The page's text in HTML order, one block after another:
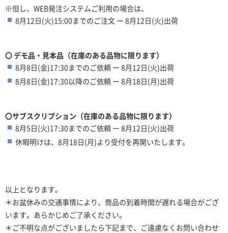
※但し、WEB発注システムご利用の場合は、
8月12日(火)15:00までのご注文 ー 8月12日(火)出荷
〇 デモ品・見本品（在庫のある品物に限ります）
8月8日(金)17:30までのご依頼 ー 8月12日(火)出荷
8月8日(金)17:30以降のご依頼 ー 8月18日(月)出荷
〇サブスクリプション（在庫のある品物に限ります）
8月5日(火)17:30までのご依頼 ー 8月12日(火)出荷
休暇明けは、8月18日(月)より受付を再開いたします。
以上となります。
＊お盆休みの交通事情により、商品の到着時間が遅れる場合がござ
います。あらかじめご了承ください。
＊ご不明な点がございましたら下記まで、ご遠慮なくお問い合わせ